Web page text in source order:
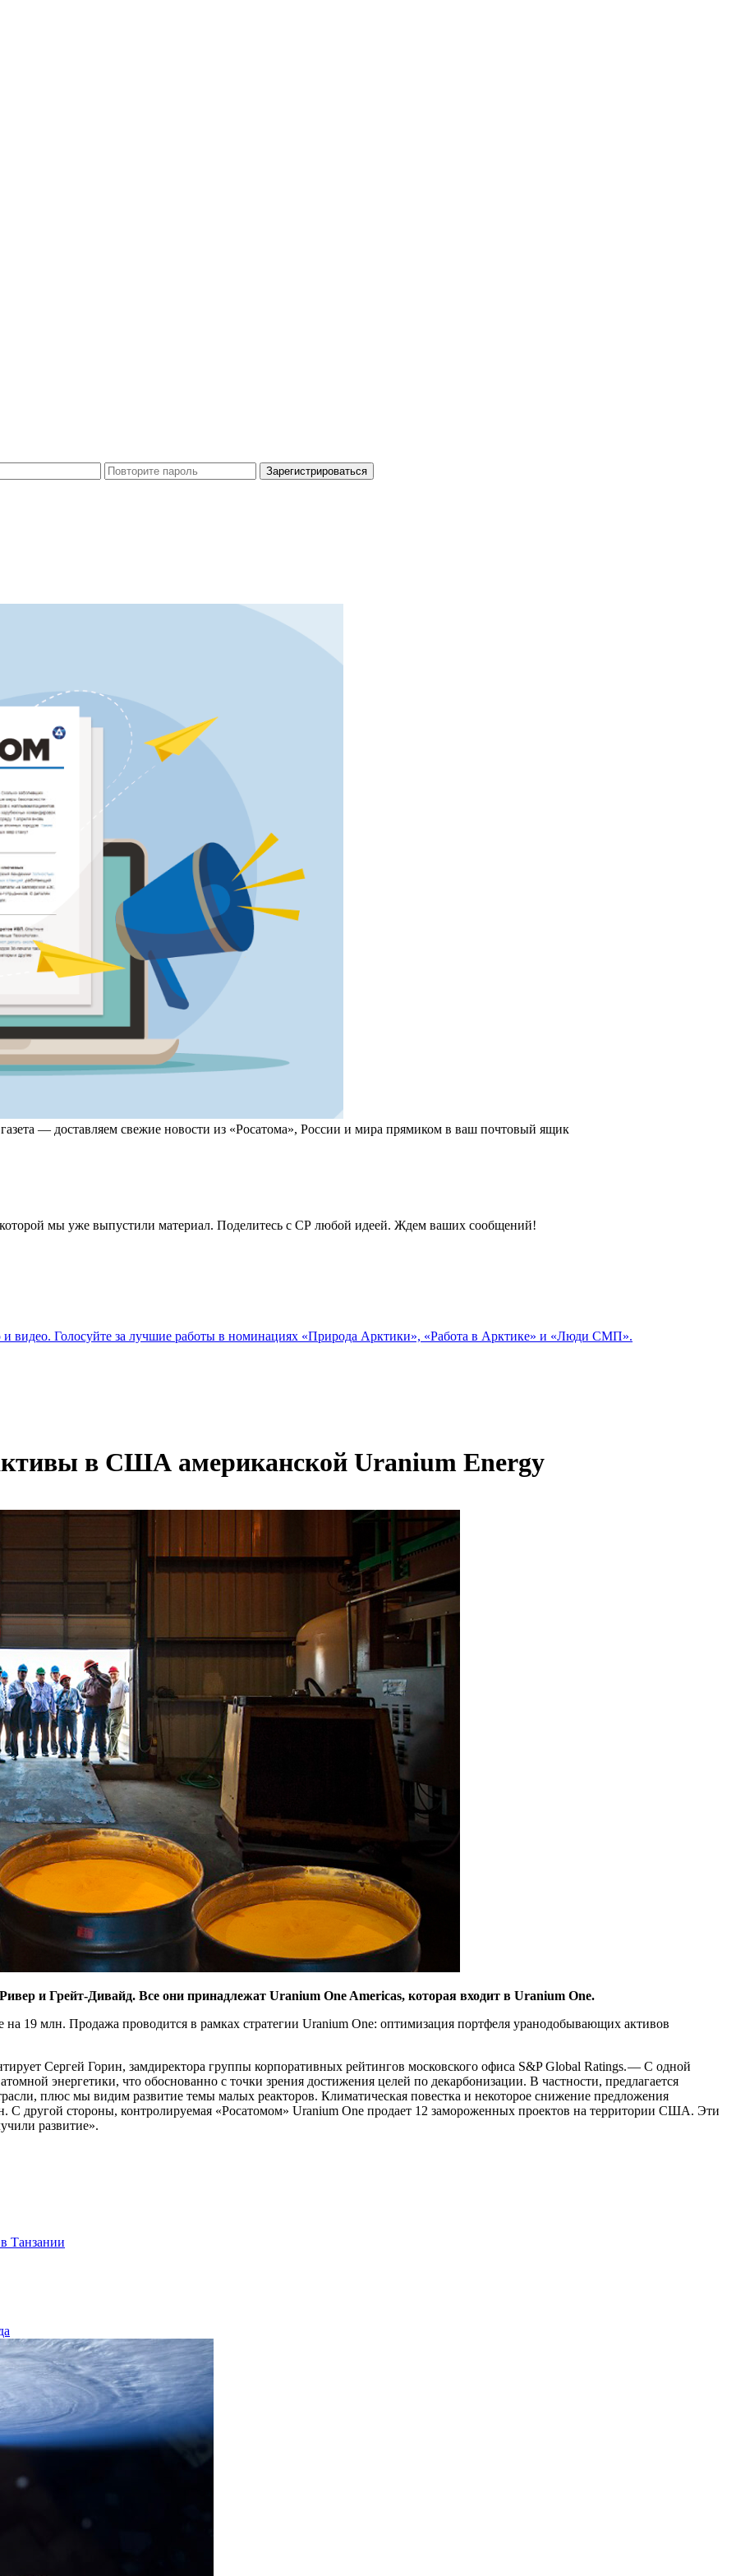
— доставляем свежие новости из «Росатома», России и мира прямиком в ваш почтовый ящик
которой мы уже выпустили материал. Поделитесь с СР любой идеей. Ждем ваших сообщений!
и видео. Голосуйте за лучшие работы в номинациях «Природа Арктики», «Работа в Арктике» и «Люди СМП».
в США американской Uranium Energy
и Грейт-­Дивайд. Все они принадлежат Uranium One Americas, которая входит в Uranium One.
19 млн. Продажа проводится в рамках стратегии Uranium One: оптимизация портфеля уранодобывающих активов
Сергей Горин, замдиректора группы корпоративных рейтингов московского офиса S&P Global Ratings. — ​С одной
энергетики, что обоснованно с точки зрения достижения целей по декарбонизации. В частности, предлагается
плюс мы видим развитие темы малых реакторов. Климатическая повестка и некоторое снижение предложения
С другой стороны, контролируемая «Росатомом» Uranium One продает 12 замороженных проектов на территории США. Эти
развитие».
Танзании